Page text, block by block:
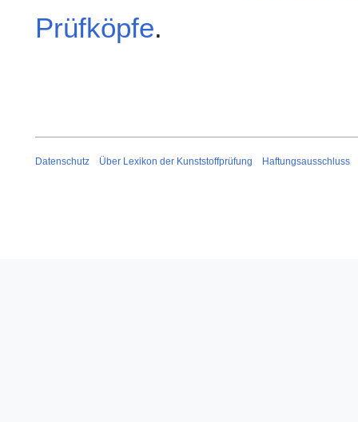
Prüfköpfe.
Datenschutz Über Lexikon der Kunststoffprüfung Haftungsausschluss